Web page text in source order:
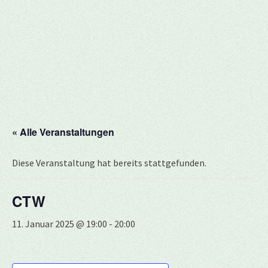
« Alle Veranstaltungen
Diese Veranstaltung hat bereits stattgefunden.
CTW
11. Januar 2025 @ 19:00 - 20:00